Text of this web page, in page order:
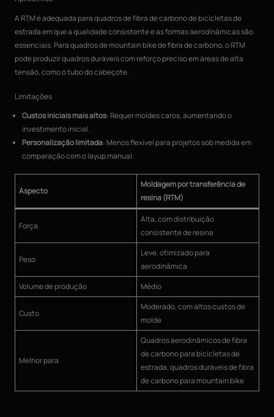
A RTM é adequada para quadros de fibra de carbono de bicicletas de
estrada em que a qualidade consistente e as formas aerodinâmicas são
essenciais. Para quadros de mountain bike de fibra de carbono, o RTM
pode produzir quadros duráveis com reforço preciso em áreas de alta
tensão, como o tubo do cabeçote.
Limitações
Custos iniciais mais altos: Requer moldes caros, aumentando o
investimento inicial.
Personalização limitada: Menos flexível para projetos sob medida em
comparação com o layup manual.
Aspecto
Moldagem por transferência de
resina (RTM)
Força
Alta, com distribuição
consistente de resina
Peso
Leve, otimizado para
aerodinâmica
Volume de produção
Médio
Custo
Moderado, com altos custos de
molde
Melhor para
Quadros aerodinâmicos de fibra
de carbono para bicicletas de
estrada, quadros duráveis de fibra
de carbono para mountain bike